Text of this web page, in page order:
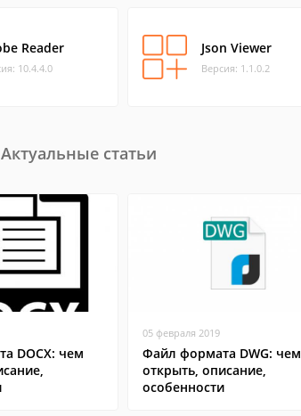
Reader
10.4.4.0
Json Viewer
Версия: 1.1.0.2
Актуальные статьи
DOCX: чем
05 февраля 2019
Файл формата DWG: чем
открыть, описание,
особенности